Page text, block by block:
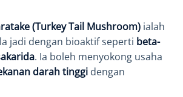
(Turkey Tail Mushroom) ialah
jadi dengan bioaktif seperti beta-
. Ia boleh menyokong usaha
darah tinggi dengan